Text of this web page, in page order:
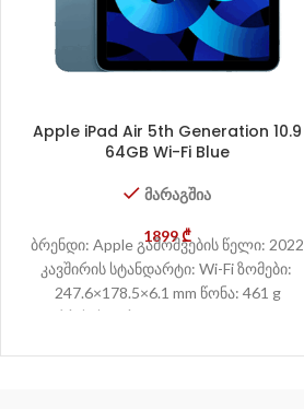
Apple iPad Air 5th Generation 10.9
64GB Wi-Fi Blue
მარაგშია
1899₾
ბრენდი: Apple გამოშვების წელი: 2022
კავშირის სტანდარტი: Wi-Fi ზომები:
247.6×178.5×6.1 mm წონა: 461 g
კორპუსის ტიპი: Glass front, aluminum